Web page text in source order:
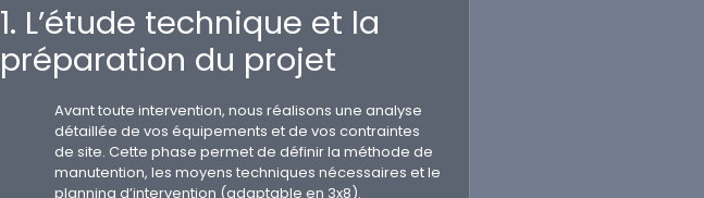
1. L’étude technique et la
préparation du projet
Avant toute intervention, nous réalisons une analyse
détaillée de vos équipements et de vos contraintes
de site. Cette phase permet de définir la méthode de
manutention, les moyens techniques nécessaires et le
planning d’intervention (adaptable en 3x8).